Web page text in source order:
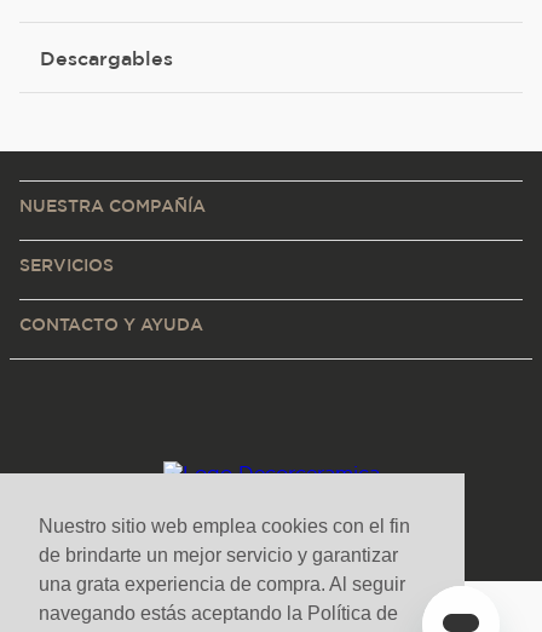
Nuestro sitio web emplea cookies con el fin
de brindarte un mejor servicio y garantizar
una grata experiencia de compra. Al seguir
navegando estás aceptando la Política de
Descargables
NUESTRA COMPAÑÍA
SERVICIOS
CONTACTO Y AYUDA